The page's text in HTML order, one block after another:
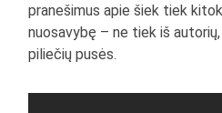
pranešimus apie šiek tiek
nuosavybę – ne tiek iš
piliečių pusės.